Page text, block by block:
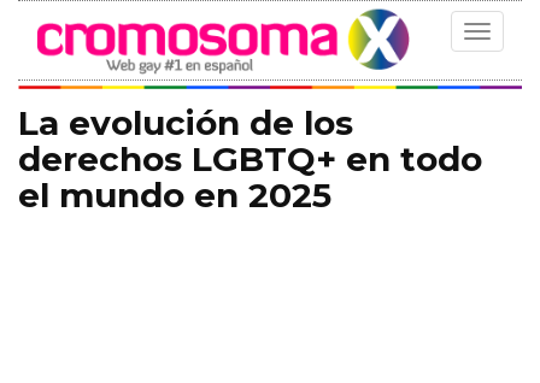
Toggle
La evolución de los
derechos LGBTQ+ en todo
el mundo en 2025